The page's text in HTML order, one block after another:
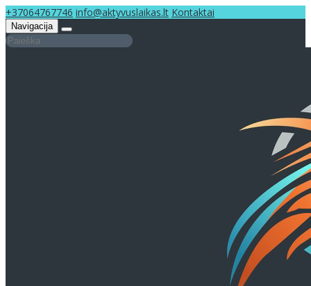
+37064767746 info@aktyvuslaikas.lt Kontaktai
Navigacija